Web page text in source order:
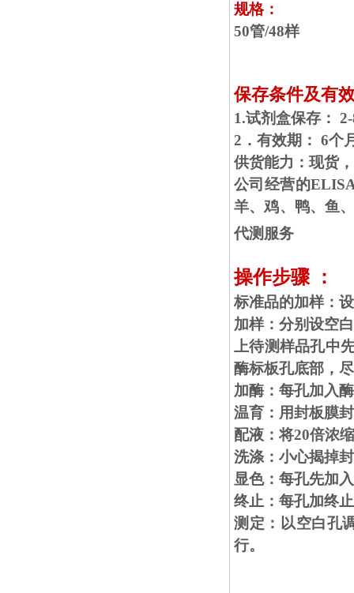
规格：
50管/48样
保存条件及有
1.试剂盒保存：
2．有效期： 6个
供货能力：现货
公司经营的
羊、鸡、鸭、鱼
代测服务
操作步骤 ：
标准品的加样：
加样：分别设空
上待测样品孔中
酶标板孔底部，
加酶：每孔加入
温育：用封板膜
配液：将20倍浓
洗涤：小心揭掉
显色：每孔先加
终止：每孔加终
测定：以空白孔
行。